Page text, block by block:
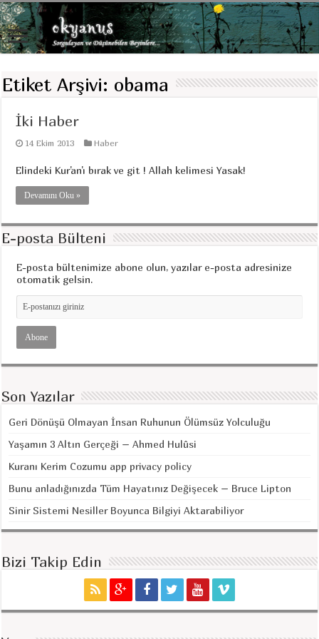
Etiket Arşivi: obama
İki Haber
14 Ekim 2013 Haber
Elindeki Kur'an'ı bırak ve git ! Allah kelimesi Yasak!
Devamını Oku »
E-posta Bülteni
E-posta bültenimize abone olun, yazılar e-posta adresinize
otomatik gelsin.
Son Yazılar
Geri Dönüşü Olmayan İnsan Ruhunun Ölümsüz Yolculuğu
Yaşamın 3 Altın Gerçeği – Ahmed Hulûsi
Kuranı Kerim Cozumu app privacy policy
Bunu anladığınızda Tüm Hayatınız Değişecek – Bruce Lipton
Sinir Sistemi Nesiller Boyunca Bilgiyi Aktarabiliyor
Bizi Takip Edin